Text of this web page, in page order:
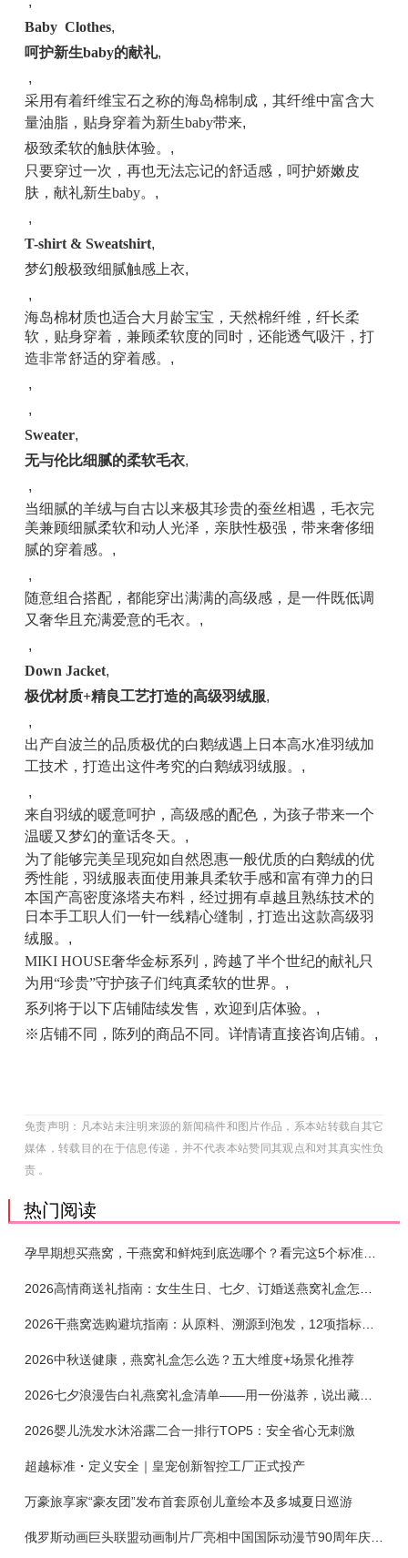
Baby Clothes,
呵护新生baby的献礼,
,
采用有着纤维宝石之称的海岛棉制成，其纤维中富含大
量油脂，贴身穿着为新生baby带来,
极致柔软的触肤体验。 ,
只要穿过一次，再也无法忘记的舒适感，呵护娇嫩皮
肤，献礼新生baby。 ,
,
T-shirt & Sweatshirt,
梦幻般极致细腻触感上衣,
,
海岛棉材质也适合大月龄宝宝，天然棉纤维，纤长柔
软，贴身穿着，兼顾柔软度的同时，还能透气吸汗，打
造非常舒适的穿着感。 ,
,
,
Sweater,
无与伦比细腻的柔软毛衣,
,
当细腻的羊绒与自古以来极其珍贵的蚕丝相遇，毛衣完
美兼顾细腻柔软和动人光泽，亲肤性极强，带来奢侈细
腻的穿着感。 ,
,
随意组合搭配，都能穿出满满的高级感，是一件既低调
又奢华且充满爱意的毛衣。 ,
,
Down Jacket,
极优材质+精良工艺打造的高级羽绒服,
,
出产自波兰的品质极优的白鹅绒遇上日本高水准羽绒加
工技术，打造出这件考究的白鹅绒羽绒服。 ,
,
来自羽绒的暖意呵护，高级感的配色，为孩子带来一个
温暖又梦幻的童话冬天。 ,
为了能够完美呈现宛如自然恩惠一般优质的白鹅绒的优
秀性能，羽绒服表面使用兼具柔软手感和富有弹力的日
本国产高密度涤塔夫布料，经过拥有卓越且熟练技术的
日本手工职人们一针一线精心缝制，打造出这款高级羽
绒服。 ,
MIKI HOUSE奢华金标系列，跨越了半个世纪的献礼只
为用“珍贵”守护孩子们纯真柔软的世界。 ,
系列将于以下店铺陆续发售，欢迎到店体验。 ,
※店铺不同，陈列的商品不同。 详情请直接咨询店铺。 ,
免责声明：凡本站未注明来源的新闻稿件和图片作品，系本站转载自其它
媒体，转载目的在于信息传递，并不代表本站赞同其观点和对其真实性负
责 。
热门阅读
孕早期想买燕窝，干燕窝和鲜炖到底选哪个？看完这5个标准再下单
2026干燕窝选购避坑指南：从原料、溯源到泡发，12项指标判断靠谱燕窝
2026中秋送健康，燕窝礼盒怎么选？五大维度+场景化推荐
2026七夕浪漫告白礼燕窝礼盒清单——用一份滋养，说出藏在心底的爱
2026婴儿洗发水沐浴露二合一排行TOP5：安全省心无刺激
超越标准・定义安全｜皇宠创新智控工厂正式投产
万豪旅享家“豪友团”发布首套原创儿童绘本及多城夏日巡游
俄罗斯动画巨头联盟动画制片厂亮相中国国际动漫节90周年庆开启中国之旅新篇章